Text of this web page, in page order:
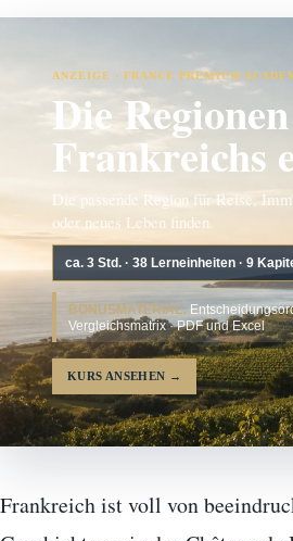
ANZEIGE · FRANCE PREMIUM
Die Regionen
Frankreichs
Die passende Region für Reise,
oder neues Leben finden.
ca. 3 Std. · 38 Lerneinheiten · 9
BONUSMATERIAL:
Vergleichsmatrix · PDF und Excel
KURS ANSEHEN →
Frankreich ist voll von